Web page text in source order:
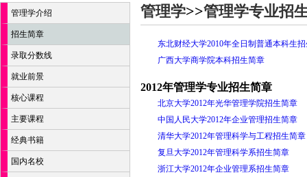
管理学介绍
招生简章
录取分数线
就业前景
核心课程
主要课程
经典书籍
国内名校
管理学>>管理学专业招
东北财经大学2010年全日制普通本科生
广西大学商学院本科招生简章
2012年管理学专业招生简章
北京大学2012年光华管理学院招生简章
中国人民大学2012年企业管理招生简章
清华大学2012年管理科学与工程招生简章
复旦大学2012年管理科学系招生简章
浙江大学2012年企业管理系招生简章